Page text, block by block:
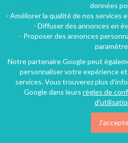
75€/nuit
données
- Améliorer la qualité de nos services
- Diffuser des annonces en
- Proposer des annonces
Notre partenaire Google peut
personnaliser votre expérience
services. Vous trouverez plus
Google dans leurs règles de